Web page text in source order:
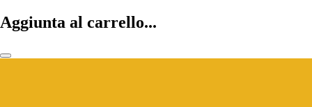
Aggiunta al carrello...